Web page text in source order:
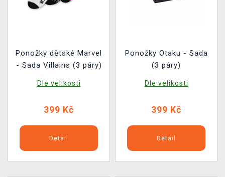
Ponožky dětské Marvel
- Sada Villains (3 páry)
Dle velikosti
399 Kč
Detail
Ponožky Otaku - Sada
(3 páry)
Dle velikosti
399 Kč
Detail